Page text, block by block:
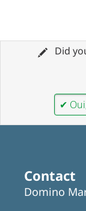
Did
✔
Contact
Domino